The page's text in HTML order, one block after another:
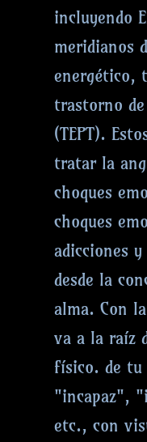
incluyendo
meridianos
energético,
trastorno
(TEPT).
tratar la
choques
choques
adicciones
desde la
alma. Con
va a la raíz
físico. de tu
"incapaz",
etc., con